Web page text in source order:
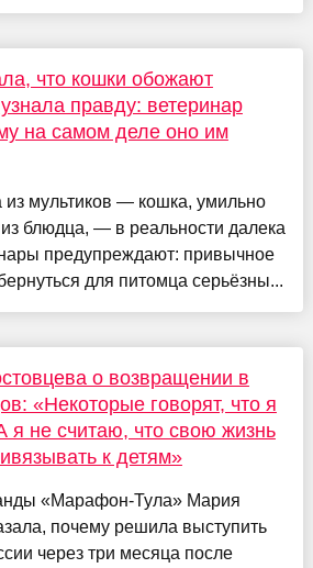
что кошки обожают
правду: ветеринар
на самом деле оно им
из мультиков — кошка, умильно
блюдца, — в реальности далека
предупреждают: привычное
для питомца серьёзны...
о возвращении в
«Некоторые говорят, что я
я не считаю, что свою жизнь
к детям»
«Марафон-Тула» Мария
почему решила выступить
через три месяца после